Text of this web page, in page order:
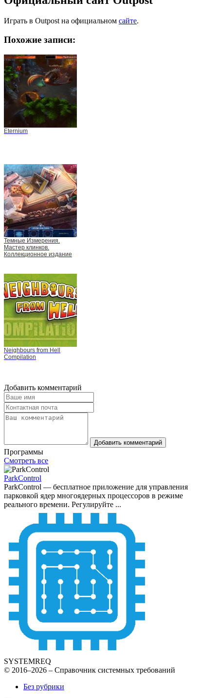
Играть в Outpost на официальном сайте.
Похожие записи:
Eternium
Темные Измерения.
Мастер клинков.
Коллекционное издание
Neighbours from Hell
Compilation
Добавить комментарий
Добавить комментарий
Программы
Смотреть все
ParkControl
ParkControl — бесплатное приложение для управления
парковкой ядер многоядерных процессоров в режиме
реального времени. Регулируйте ...
SYSTEMREQ
© 2016–2026 – Справочник системных требований
Без рубрики